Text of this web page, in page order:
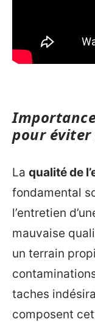
pour éviter
La qualité de
fondamental
l’entretien
mauvaise
un terrain
taches
composent